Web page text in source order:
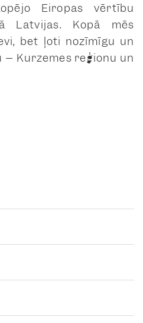
Eiropas vērtību
Latvijas. Kopā mēs
bet ļoti nozīmīgu un
– Kurzemes reģionu un